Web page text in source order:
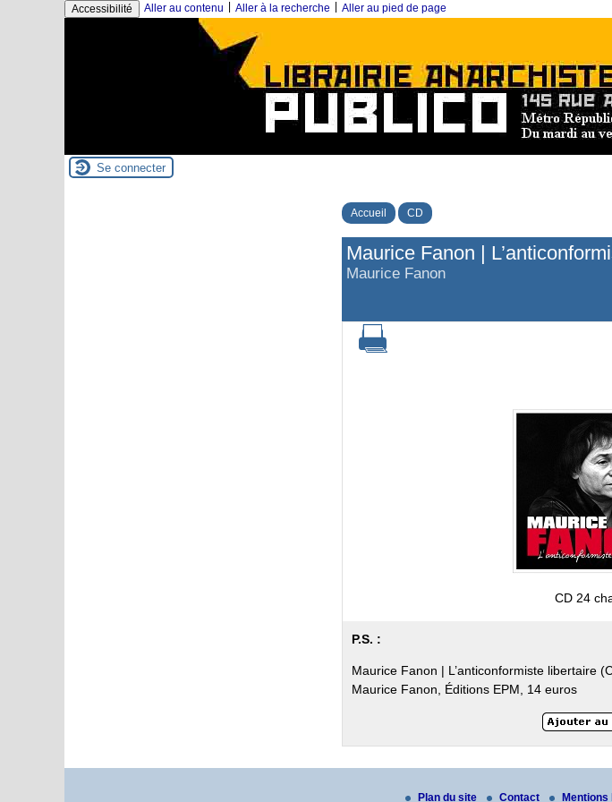
Accessibilité Aller au contenu Aller à la recherche Aller au pied de page
Se connecter
Accueil CD
Maurice Fanon |
Maurice Fanon
CD 24
P.S. :
Maurice Fanon | L’anticonformiste libertaire
Maurice Fanon, Éditions EPM, 14 euros
Plan du site Contact Mentions